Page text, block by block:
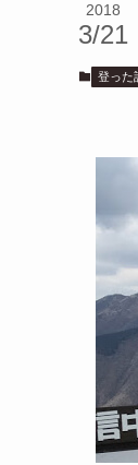
2018
3/21
登った